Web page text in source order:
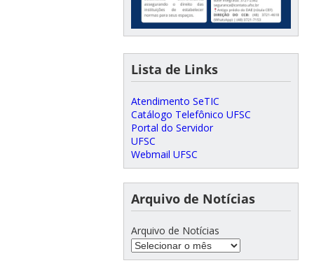
Lista de Links
Atendimento SeTIC
Catálogo Telefônico UFSC
Portal do Servidor
UFSC
Webmail UFSC
Arquivo de Notícias
Arquivo de Notícias